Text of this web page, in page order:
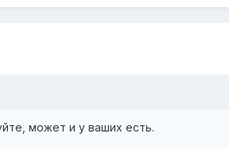
может и у ваших есть.